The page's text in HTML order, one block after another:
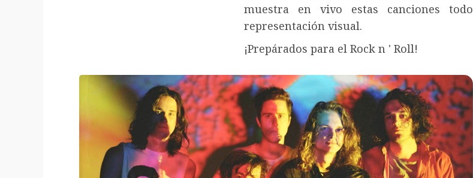
muestra en vivo estas canciones todo
representación visual.
¡Prepárados para el Rock n ' Roll!